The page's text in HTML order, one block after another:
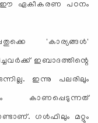
ഈ ഏകീകരണ പഠനം
'കാര്യങ്ങള്‍'
ഇബാദത്തിന്റെ
ഇന്നു പലരിലും
കാണപ്പെടുന്നത്
ഗള്‍ഫിലും മറ്റും